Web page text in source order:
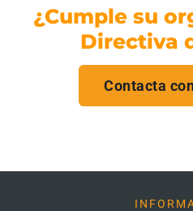
¿Cumple su
Directiva
Contacta